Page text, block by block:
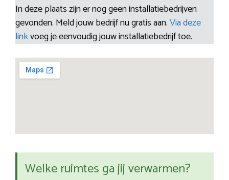
In deze plaats zijn er nog geen installatiebedrijven
gevonden. Meld jouw bedrijf nu gratis aan.Via deze
linkvoeg je eenvoudig jouw installatiebedrijf toe.
Welke ruimtes ga jij verwarmen?